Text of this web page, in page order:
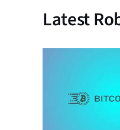
Latest